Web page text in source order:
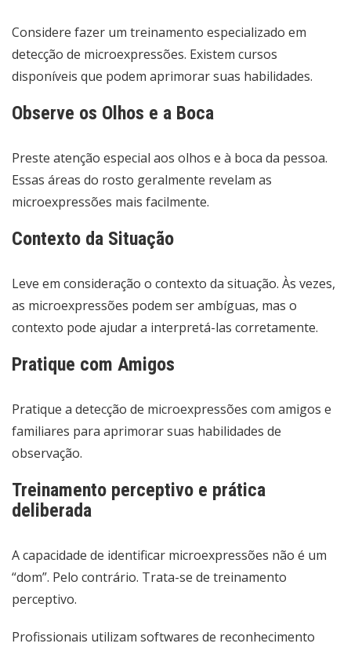
Considere fazer um treinamento especializado em
detecção de microexpressões. Existem cursos
disponíveis que podem aprimorar suas habilidades.
Observe os Olhos e a Boca
Preste atenção especial aos olhos e à boca da pessoa.
Essas áreas do rosto geralmente revelam as
microexpressões mais facilmente.
Contexto da Situação
Leve em consideração o contexto da situação. Às vezes,
as microexpressões podem ser ambíguas, mas o
contexto pode ajudar a interpretá-las corretamente.
Pratique com Amigos
Pratique a detecção de microexpressões com amigos e
familiares para aprimorar suas habilidades de
observação.
Treinamento perceptivo e prática
deliberada
A capacidade de identificar microexpressões não é um
“dom”. Pelo contrário. Trata-se de treinamento
perceptivo.
Profissionais utilizam softwares de reconhecimento